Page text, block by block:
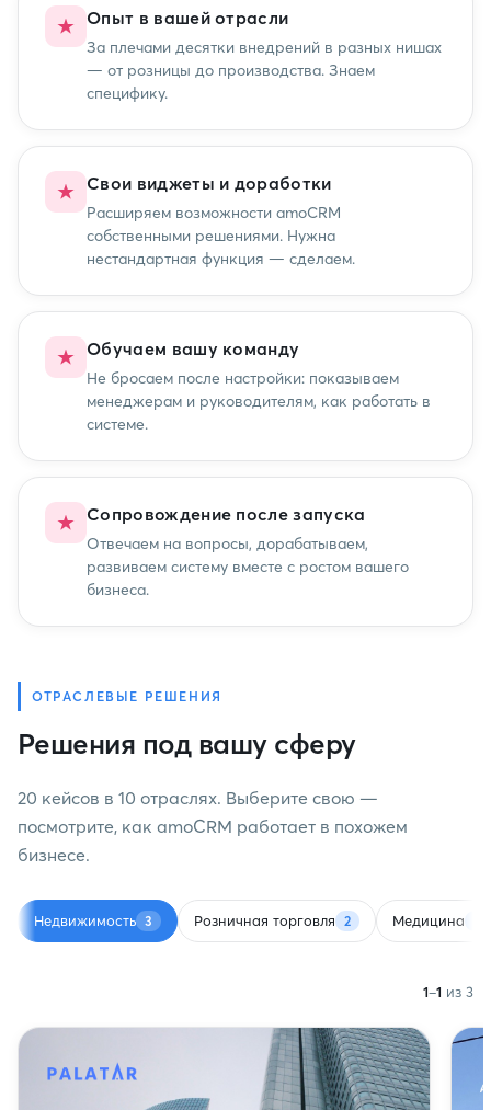
Опыт в вашей отрасли
За плечами десятки внедрений в разных нишах
— от розницы до производства. Знаем
специфику.
Свои виджеты и доработки
Расширяем возможности amoCRM
собственными решениями. Нужна
нестандартная функция — сделаем.
Обучаем вашу команду
Не бросаем после настройки: показываем
менеджерам и руководителям, как работать в
системе.
Сопровождение после запуска
Отвечаем на вопросы, дорабатываем,
развиваем систему вместе с ростом вашего
бизнеса.
ОТРАСЛЕВЫЕ РЕШЕНИЯ
Решения под вашу сферу
20 кейсов в 10 отраслях. Выберите свою —
посмотрите, как amoCRM работает в похожем
бизнесе.
Недвижимость 3 Розничная торговля 2 Медицина
1–1 из 3